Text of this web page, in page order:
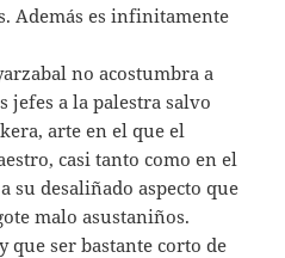
Además es infinitamente
no acostumbra a
jefes a la palestra salvo
arte en el que el
casi tanto como en el
su desaliñado aspecto que
malo asustaniños.
que ser bastante corto de